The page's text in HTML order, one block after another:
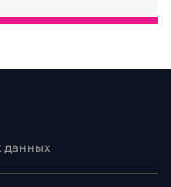
данных